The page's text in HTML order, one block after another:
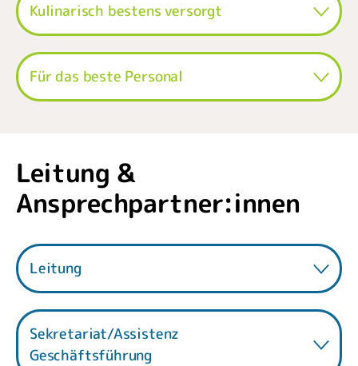
Kulinarisch bestens versorgt
Für das beste Personal
Leitung &
Ansprechpartner:innen
Leitung
Sekretariat/Assistenz
Geschäftsführung